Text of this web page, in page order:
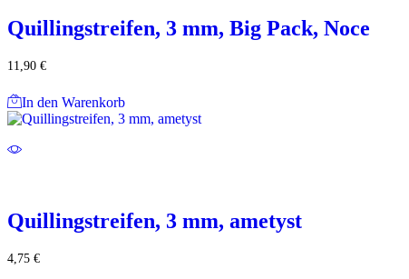
Quillingstreifen, 3 mm, Big Pack, Noce
11,90 €
In den Warenkorb
Quillingstreifen, 3 mm, ametyst
4,75 €